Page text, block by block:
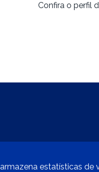
Confira o perfil
estatísticas de